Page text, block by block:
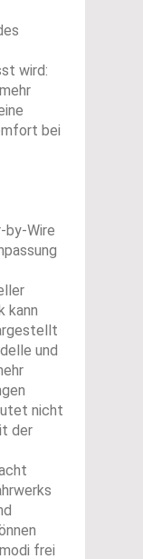
wird:
bei
by-Wire
kann
und
nicht
der
frei